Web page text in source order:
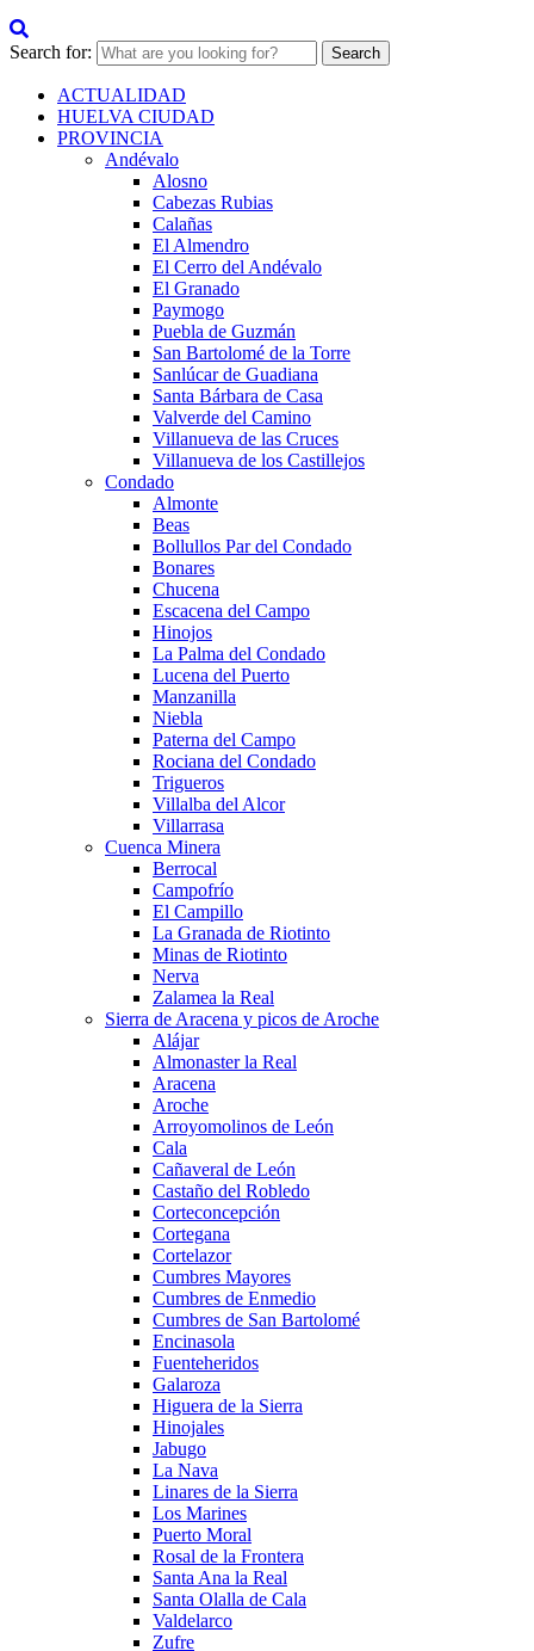
Search for:
ACTUALIDAD
HUELVA CIUDAD
PROVINCIA
Andévalo
Alosno
Cabezas Rubias
Calañas
El Almendro
El Cerro del Andévalo
El Granado
Paymogo
Puebla de Guzmán
San Bartolomé de la Torre
Sanlúcar de Guadiana
Santa Bárbara de Casa
Valverde del Camino
Villanueva de las Cruces
Villanueva de los Castillejos
Condado
Almonte
Beas
Bollullos Par del Condado
Bonares
Chucena
Escacena del Campo
Hinojos
La Palma del Condado
Lucena del Puerto
Manzanilla
Niebla
Paterna del Campo
Rociana del Condado
Trigueros
Villalba del Alcor
Villarrasa
Cuenca Minera
Berrocal
Campofrío
El Campillo
La Granada de Riotinto
Minas de Riotinto
Nerva
Zalamea la Real
Sierra de Aracena y picos de Aroche
Alájar
Almonaster la Real
Aracena
Aroche
Arroyomolinos de León
Cala
Cañaveral de León
Castaño del Robledo
Corteconcepción
Cortegana
Cortelazor
Cumbres Mayores
Cumbres de Enmedio
Cumbres de San Bartolomé
Encinasola
Fuenteheridos
Galaroza
Higuera de la Sierra
Hinojales
Jabugo
La Nava
Linares de la Sierra
Los Marines
Puerto Moral
Rosal de la Frontera
Santa Ana la Real
Santa Olalla de Cala
Valdelarco
Zufre